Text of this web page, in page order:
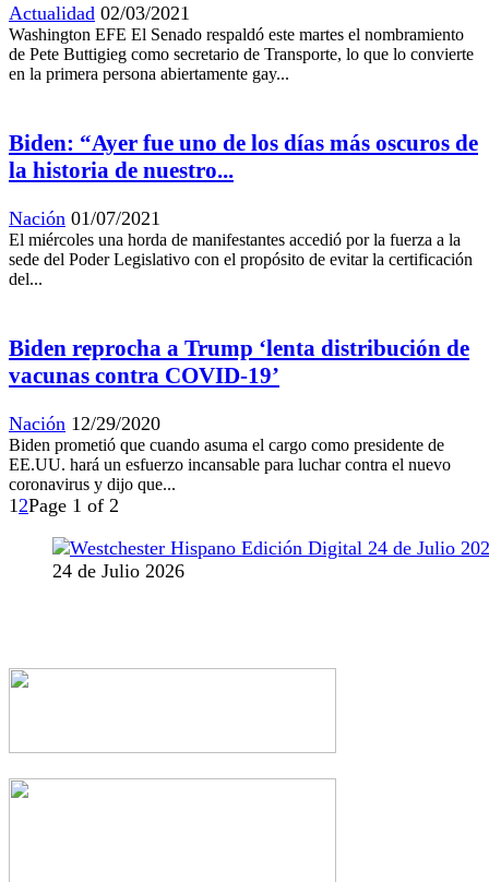
Actualidad 02/03/2021
Washington EFE El Senado respaldó este martes el nombramiento
de Pete Buttigieg como secretario de Transporte, lo que lo convierte
en la primera persona abiertamente gay...
Biden: “Ayer fue uno de los días más oscuros de
la historia de nuestro...
Nación 01/07/2021
El miércoles una horda de manifestantes accedió por la fuerza a la
sede del Poder Legislativo con el propósito de evitar la certificación
del...
Biden reprocha a Trump ‘lenta distribución de
vacunas contra COVID-19’
Nación 12/29/2020
Biden prometió que cuando asuma el cargo como presidente de
EE.UU. hará un esfuerzo incansable para luchar contra el nuevo
coronavirus y dijo que...
12Page 1 of 2
24 de Julio 2026